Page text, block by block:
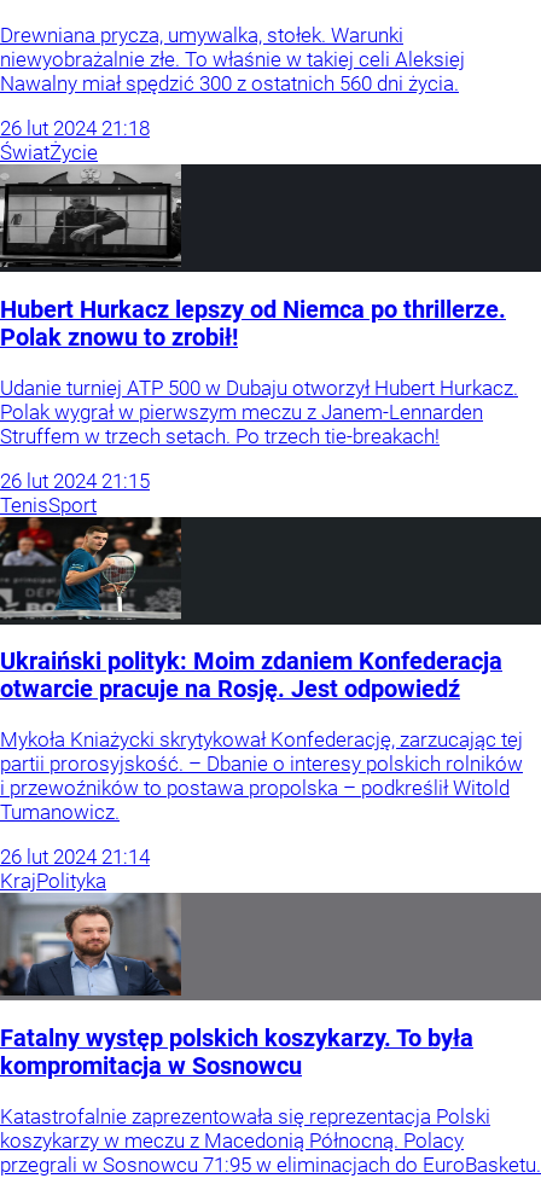
Drewniana prycza, umywalka, stołek. Warunki
niewyobrażalnie złe. To właśnie w takiej celi Aleksiej
Nawalny miał spędzić 300 z ostatnich 560 dni życia.
26 lut 2024 21:18
ŚwiatŻycie
Hubert Hurkacz lepszy od Niemca po thrillerze.
Polak znowu to zrobił!
Udanie turniej ATP 500 w Dubaju otworzył Hubert Hurkacz.
Polak wygrał w pierwszym meczu z Janem-Lennarden
Struffem w trzech setach. Po trzech tie-breakach!
26 lut 2024 21:15
TenisSport
Ukraiński polityk: Moim zdaniem Konfederacja
otwarcie pracuje na Rosję. Jest odpowiedź
Mykoła Kniażycki skrytykował Konfederację, zarzucając tej
partii prorosyjskość. – Dbanie o interesy polskich rolników
i przewoźników to postawa propolska – podkreślił Witold
Tumanowicz.
26 lut 2024 21:14
KrajPolityka
Fatalny występ polskich koszykarzy. To była
kompromitacja w Sosnowcu
Katastrofalnie zaprezentowała się reprezentacja Polski
koszykarzy w meczu z Macedonią Północną. Polacy
przegrali w Sosnowcu 71:95 w eliminacjach do EuroBasketu.